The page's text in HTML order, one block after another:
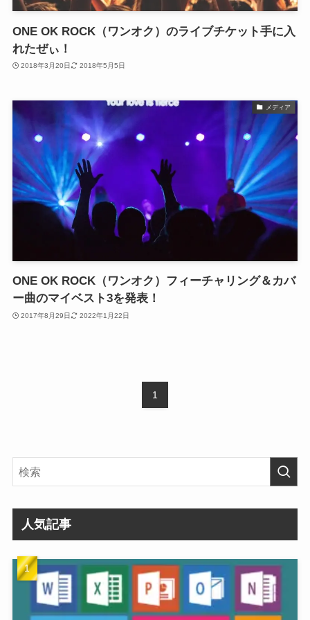
ONE OK ROCK（ワンオク）のライブチケット手に入
れたぜぃ！
2018年3月20日 2018年5月5日
メディア
ONE OK ROCK（ワンオク）フィーチャリング＆カバ
ー曲のマイベスト3を発表！
2017年8月29日 2022年1月22日
1
人気記事